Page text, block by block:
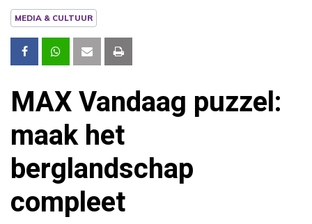
MEDIA & CULTUUR
MAX Vandaag puzzel:
maak het
berglandschap
compleet